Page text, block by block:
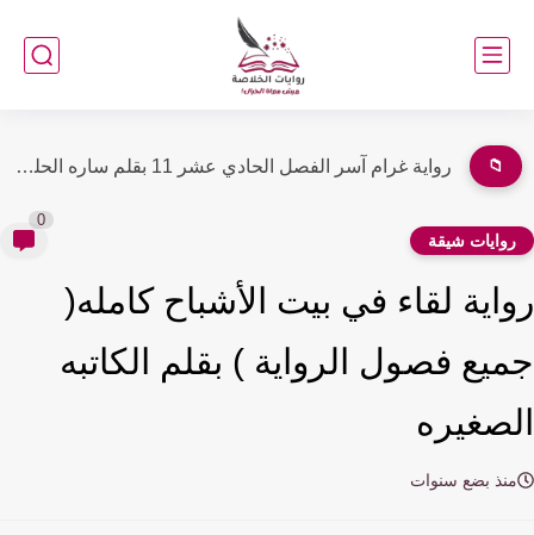
📁 رواية غرام آسر الفصل الحادي عشر 11 بقلم ساره الحلفاوي
شيقة
لقاء في بيت الأشباح كامله(
فصول الرواية ) بقلم الكاتبه
بضع سنوات